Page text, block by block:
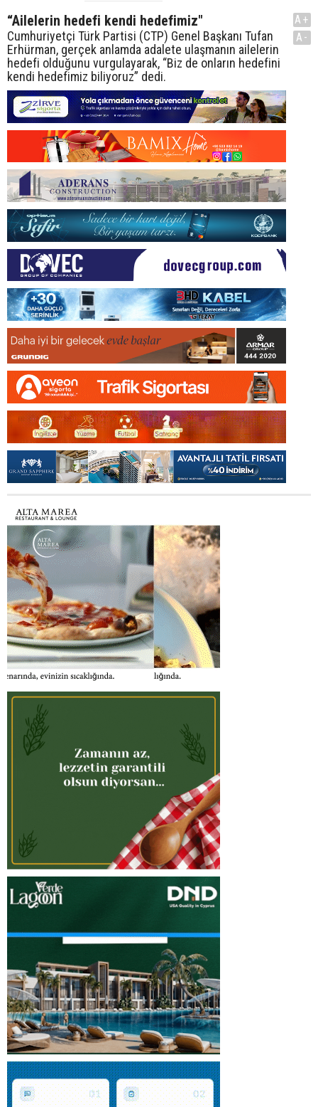
“Ailelerin hedefi kendi hedefimiz"
Cumhuriyetçi Türk Partisi (CTP) Genel Başkanı Tufan
Erhürman, gerçek anlamda adalete ulaşmanın ailelerin
hedefi olduğunu vurgulayarak, “Biz de onların hedefini
kendi hedefimiz biliyoruz” dedi.
A+
A-